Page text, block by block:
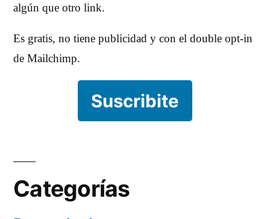
algún que otro link.
Es gratis, no tiene publicidad y con el double opt-in
de Mailchimp.
Suscribite
Categorías